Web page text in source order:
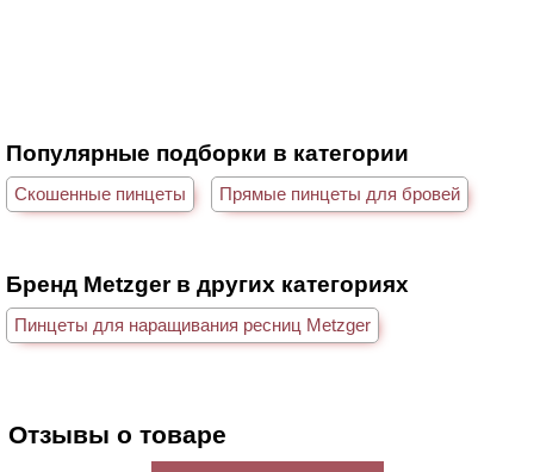
Популярные подборки в категории
Скошенные пинцеты Прямые пинцеты для бровей
Бренд Metzger в других категориях
Пинцеты для наращивания ресниц Metzger
Отзывы о товаре